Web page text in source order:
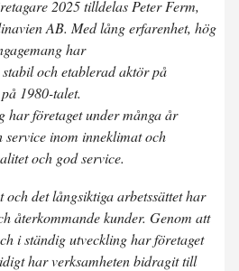
2025 tilldelas Peter Ferm,
AB. Med lång erfarenhet, hög
har
och etablerad aktör på
1980-talet.
företaget under många år
inom inneklimat och
och god service.
och det långsiktiga arbetssättet har
återkommande kunder. Genom att
i ständig utveckling har företaget
har verksamheten bidragit till